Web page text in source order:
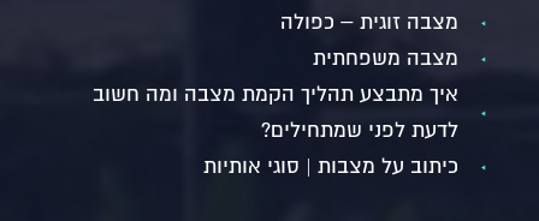
מצבה זוגית – כפולה
מצבה משפחתית
איך מתבצע תהליך הקמת מצבה ומה חשוב
לדעת לפני שמתחילים?
כיתוב על מצבות | סוגי אותיות